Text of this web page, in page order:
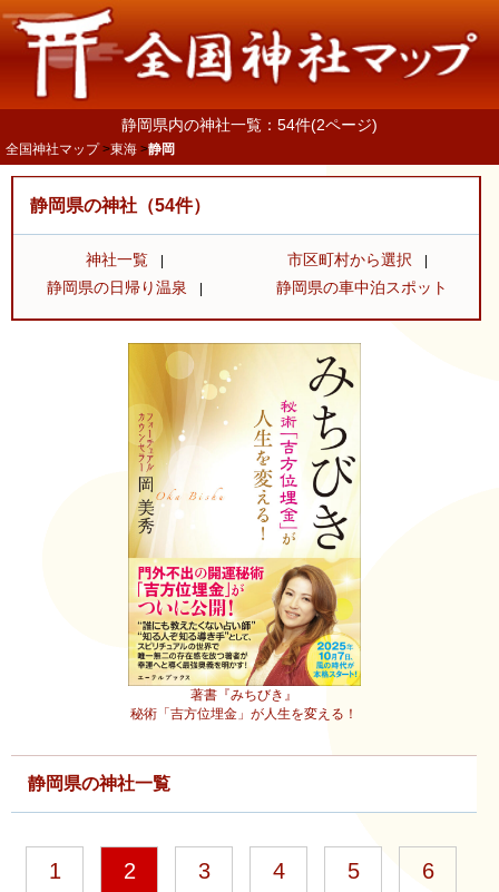
静岡県内の神社一覧：54件(2ページ)
全国神社マップ 東海 静岡
静岡県の神社（54件）
神社一覧
市区町村から選択
静岡県の日帰り温泉
静岡県の車中泊スポット
著書『みちびき』
秘術「吉方位埋金」が人生を変える！
静岡県の神社一覧
1 2 3 4 5 6